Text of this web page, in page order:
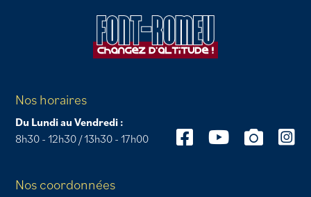
Nos horaires
Du Lundi au Vendredi :
8h30 - 12h30 / 13h30 - 17h00
Nos coordonnées